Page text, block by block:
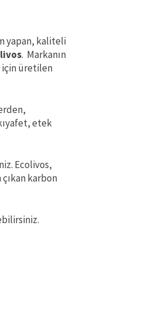
yapan, kaliteli
. Markanın
için üretilen
etek
Ecolivos,
karbon